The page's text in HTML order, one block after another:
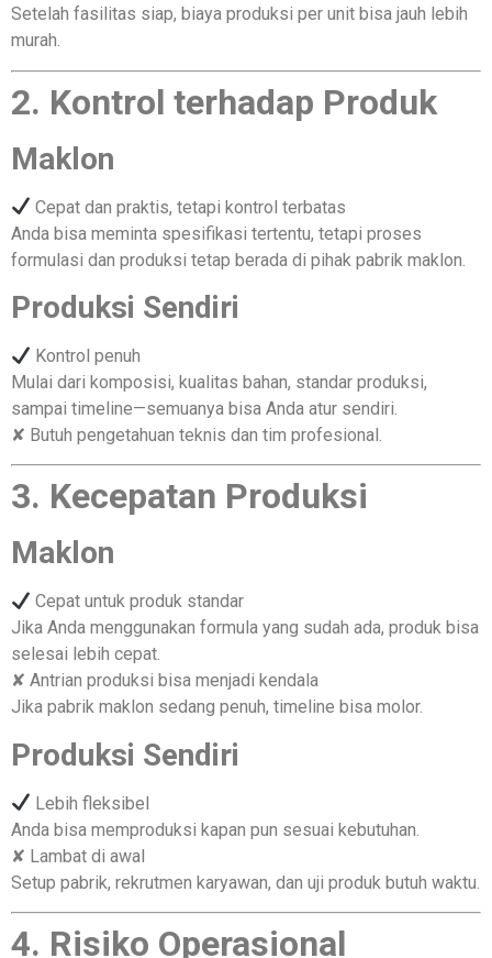
Setelah fasilitas siap, biaya produksi per unit bisa jauh lebih
murah.
2. Kontrol terhadap Produk
Maklon
Cepat dan praktis, tetapi kontrol terbatas
Anda bisa meminta spesifikasi tertentu, tetapi proses
formulasi dan produksi tetap berada di pihak pabrik maklon.
Produksi Sendiri
Kontrol penuh
Mulai dari komposisi, kualitas bahan, standar produksi,
sampai timeline—semuanya bisa Anda atur sendiri.
✘ Butuh pengetahuan teknis dan tim profesional.
3. Kecepatan Produksi
Maklon
Cepat untuk produk standar
Jika Anda menggunakan formula yang sudah ada, produk bisa
selesai lebih cepat.
✘ Antrian produksi bisa menjadi kendala
Jika pabrik maklon sedang penuh, timeline bisa molor.
Produksi Sendiri
Lebih fleksibel
Anda bisa memproduksi kapan pun sesuai kebutuhan.
✘ Lambat di awal
Setup pabrik, rekrutmen karyawan, dan uji produk butuh waktu.
4. Risiko Operasional